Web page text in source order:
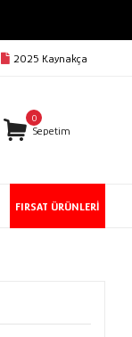
2025 Kaynakça
0
Sepetim
FIRSAT ÜRÜNLERİ